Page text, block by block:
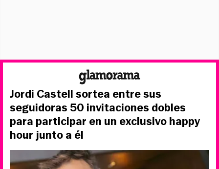
Jordi Castell sortea entre sus
seguidoras 50 invitaciones dobles
para participar en un exclusivo happy
hour junto a él